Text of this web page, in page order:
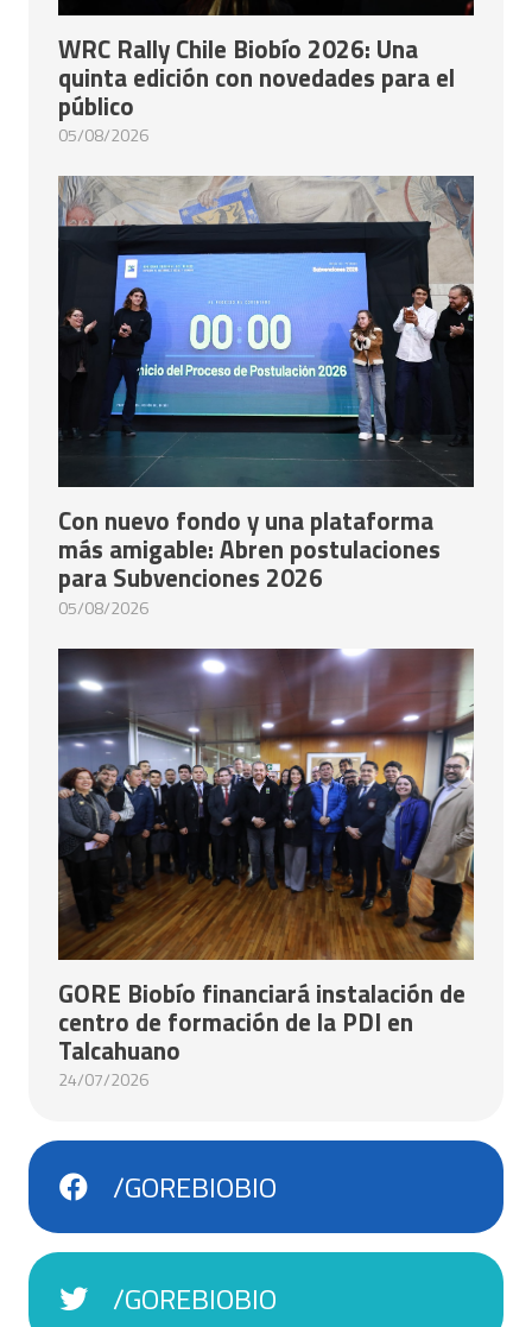
WRC Rally Chile Biobío 2026: Una
quinta edición con novedades para el
público
05/08/2026
Con nuevo fondo y una plataforma
más amigable: Abren postulaciones
para Subvenciones 2026
05/08/2026
GORE Biobío financiará instalación de
centro de formación de la PDI en
Talcahuano
24/07/2026
/GOREBIOBIO
/GOREBIOBIO